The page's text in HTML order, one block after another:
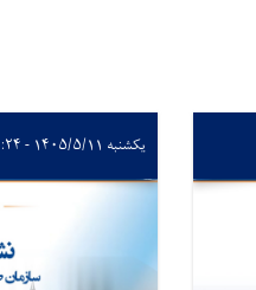
یکشنبه ۱۴۰۵/۵/۱۱ - ۱۰:۲۴